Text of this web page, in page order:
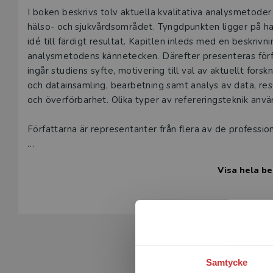
Samtycke
Beskrivning
I boken beskrivs tolv aktuella kvalitativa
hälso- och sjukvårdsområdet. Tyngdpunkten ligger på
idé till färdigt resultat. Kapitlen inleds med en
analysmetodens kännetecken. Därefter presenteras
ingår studiens syfte, motivering till val av aktuellt
och datainsamling, bearbetning samt analys av data,
och överförbarhet. Olika typer av refereringsteknik
Författarna är representanter från flera av de
yrkesverksamma som planerar att utföra utvecklings-
Visa hela